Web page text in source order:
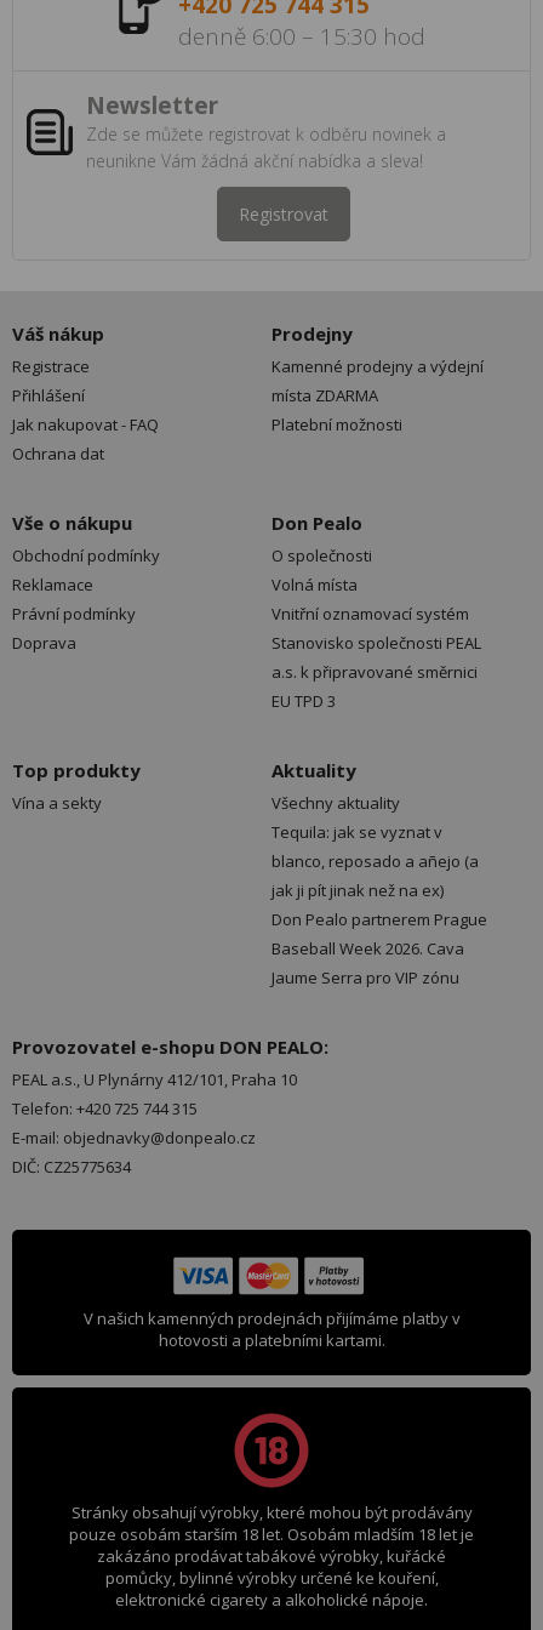
denně 6:00 – 15:30 hod
Newsletter
Zde se můžete registrovat k odběru novinek a
neunikne Vám žádná akční nabídka a sleva!
Registrovat
Váš nákup
Registrace
Přihlášení
Jak nakupovat - FAQ
Ochrana dat
Prodejny
Kamenné prodejny a výdejní
místa ZDARMA
Platební možnosti
Vše o nákupu
Obchodní podmínky
Reklamace
Právní podmínky
Doprava
Don Pealo
O společnosti
Volná místa
Vnitřní oznamovací systém
Stanovisko společnosti PEAL
a.s. k připravované směrnici
EU TPD 3
Top produkty
Vína a sekty
Aktuality
Všechny aktuality
Tequila: jak se vyznat v
blanco, reposado a añejo (a
jak ji pít jinak než na ex)
Don Pealo partnerem Prague
Baseball Week 2026. Cava
Jaume Serra pro VIP zónu
Provozovatel e-shopu DON PEALO:
PEAL a.s., U Plynárny 412/101, Praha 10
Telefon: +420 725 744 315
E-mail: objednavky@donpealo.cz
DIČ: CZ25775634
V našich kamenných prodejnách přijímáme platby v
hotovosti a platebními kartami.
Stránky obsahují výrobky, které mohou být prodávány
pouze osobám starším 18 let. Osobám mladším 18 let je
zakázáno prodávat tabákové výrobky, kuřácké
pomůcky, bylinné výrobky určené ke kouření,
elektronické cigarety a alkoholické nápoje.